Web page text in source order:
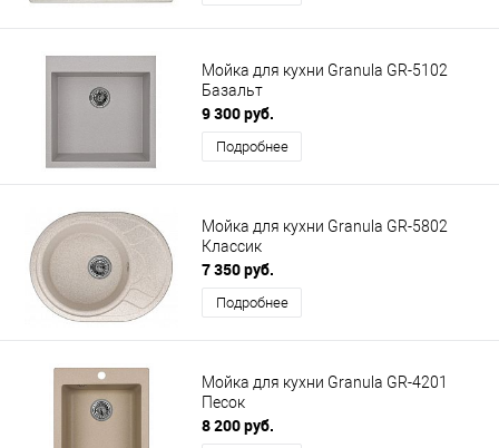
Мойка для кухни Granula GR-5102
Базальт
9 300 руб.
Подробнее
Мойка для кухни Granula GR-5802
Классик
7 350 руб.
Подробнее
Мойка для кухни Granula GR-4201
Песок
8 200 руб.